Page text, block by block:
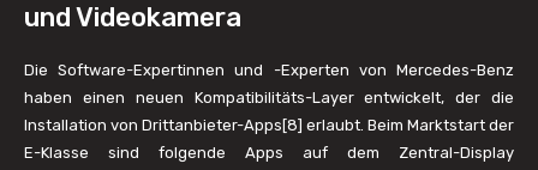
und Videokamera
Die Software-Expertinnen und -Experten von Mercedes-Benz
haben einen neuen Kompatibilitäts-Layer entwickelt, der die
Installation von Drittanbieter-Apps[8] erlaubt. Beim Marktstart der
E-Klasse sind folgende Apps auf dem Zentral-Display